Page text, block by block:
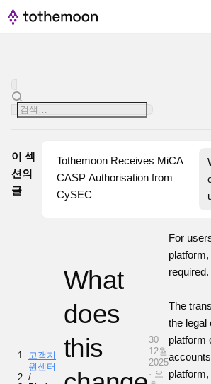
이 섹
션의
글
Tothemoon Receives MiCA
CASP Authorisation from
CySEC
고객지
원센터
/
What
does
this
30
12월
2025
· 오
For
required.
The
the legal
platform